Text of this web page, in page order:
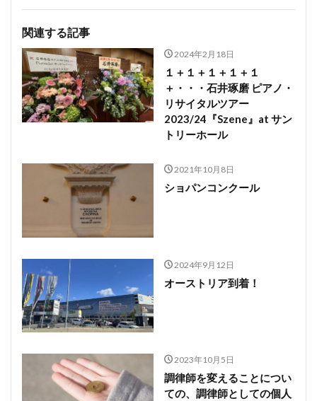
関連する記事
2024年2月18日
１＋１＋１＋１＋１
＋・・・石井琢磨 ピアノ・
リサイタルツアー
2023/24『Szene』at サン
トリーホール
2021年10月8日
ショパンコンクール
2024年9月12日
オーストリア到着！
2023年10月5日
調律師を変えることについ
ての、調律師としての個人